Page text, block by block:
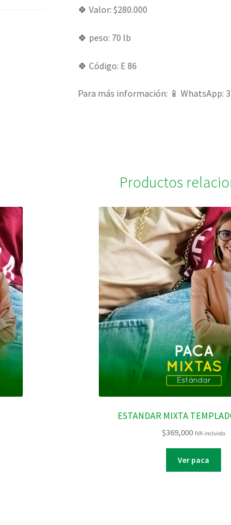
🍀 Valor: $280.000
🍀 peso: 70 lb
🍀 Código: E 86
Para más información: 📱 WhatsApp:
Productos
ESTANDAR MIXTA
$369,000 IVA incluido
Ver paca